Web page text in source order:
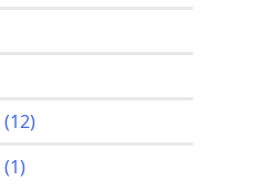
(12)
(1)